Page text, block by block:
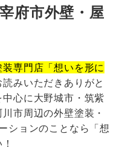
府市外壁・屋
専門店「想いを形に
みいただきありがと
心に大野城市・筑紫
市周辺の外壁塗装・
ションのことなら「想